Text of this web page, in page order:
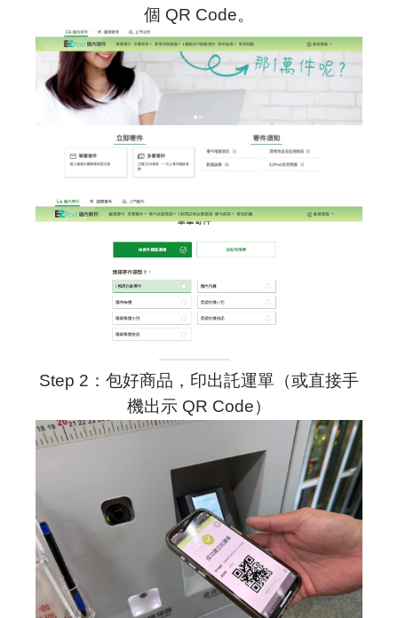
個 QR Code。
Step 2：包好商品，印出託運單（或直接手
機出示 QR Code）